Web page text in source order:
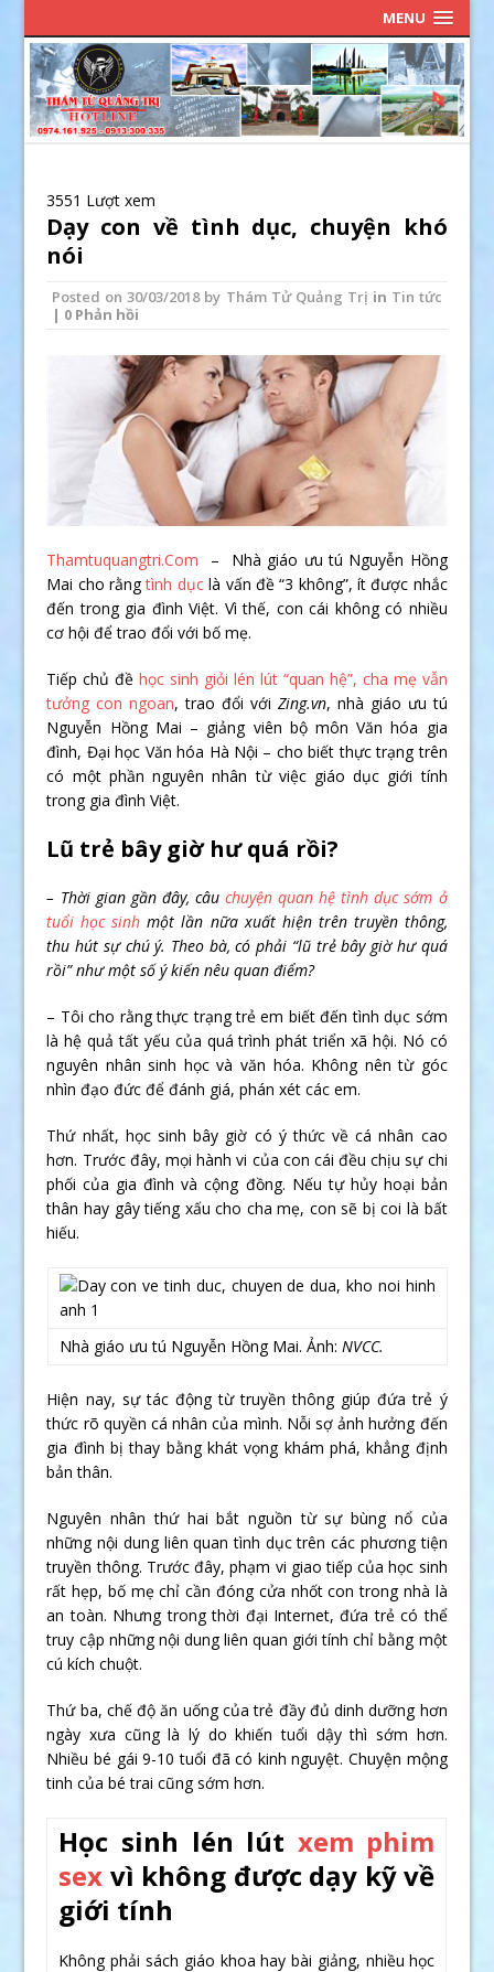
MENU
3551 Lượt xem
Dạy con về tình dục, chuyện khó
nói
Posted on30/03/2018by Thám Tử Quảng Trị in Tin tức
| 0 Phản hồi
Thamtuquangtri.Com – Nhà giáo ưu tú Nguyễn Hồng
Mai cho rằngtình dụclà vấn đề “3 không”, ít được nhắc
đến trong gia đình Việt. Vì thế, con cái không có nhiều
cơ hội để trao đổi với bố mẹ.
Tiếp chủ đềhọc sinh giỏi lén lút “quan hệ”, cha mẹ vẫn
tưởng con ngoan, trao đổi với Zing.vn, nhà giáo ưu tú
Nguyễn Hồng Mai – giảng viên bộ môn Văn hóa gia
đình, Đại học Văn hóa Hà Nội – cho biết thực trạng trên
có một phần nguyên nhân từ việc giáo dục giới tính
trong gia đình Việt.
Lũ trẻ bây giờ hư quá rồi?
– Thời gian gần đây, câu chuyện quan hệ tình dục sớm ở
tuổi học sinhmột lần nữa xuất hiện trên truyền thông,
thu hút sự chú ý. Theo bà, có phải “lũ trẻ bây giờ hư quá
rồi” như một số ý kiến nêu quan điểm?
– Tôi cho rằng thực trạng trẻ em biết đến tình dục sớm
là hệ quả tất yếu của quá trình phát triển xã hội. Nó có
nguyên nhân sinh học và văn hóa. Không nên từ góc
nhìn đạo đức để đánh giá, phán xét các em.
Thứ nhất, học sinh bây giờ có ý thức về cá nhân cao
hơn. Trước đây, mọi hành vi của con cái đều chịu sự chi
phối của gia đình và cộng đồng. Nếu tự hủy hoại bản
thân hay gây tiếng xấu cho cha mẹ, con sẽ bị coi là bất
hiếu.
Nhà giáo ưu tú Nguyễn Hồng Mai. Ảnh: NVCC.
Hiện nay, sự tác động từ truyền thông giúp đứa trẻ ý
thức rõ quyền cá nhân của mình. Nỗi sợ ảnh hưởng đến
gia đình bị thay bằng khát vọng khám phá, khẳng định
bản thân.
Nguyên nhân thứ hai bắt nguồn từ sự bùng nổ của
những nội dung liên quan tình dục trên các phương tiện
truyền thông. Trước đây, phạm vi giao tiếp của học sinh
rất hẹp, bố mẹ chỉ cần đóng cửa nhốt con trong nhà là
an toàn. Nhưng trong thời đại Internet, đứa trẻ có thể
truy cập những nội dung liên quan giới tính chỉ bằng một
cú kích chuột.
Thứ ba, chế độ ăn uống của trẻ đầy đủ dinh dưỡng hơn
ngày xưa cũng là lý do khiến tuổi dậy thì sớm hơn.
Nhiều bé gái 9-10 tuổi đã có kinh nguyệt. Chuyện mộng
tinh của bé trai cũng sớm hơn.
Học sinh lén lút xem phim
sex vì không được dạy kỹ về
giới tính
Không phải sách giáo khoa hay bài giảng, nhiều học